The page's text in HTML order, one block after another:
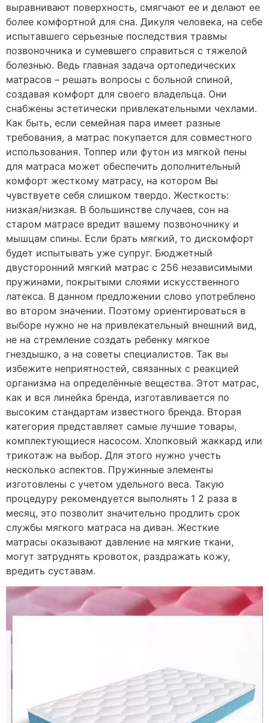
выравнивают поверхность, смягчают ее и делают ее
более комфортной для сна. Дикуля человека, на себе
испытавшего серьезные последствия травмы
позвоночника и сумевшего справиться с тяжелой
болезнью. Ведь главная задача ортопедических
матрасов – решать вопросы с больной спиной,
создавая комфорт для своего владельца. Они
снабжены эстетически привлекательными чехлами.
Как быть, если семейная пара имеет разные
требования, а матрас покупается для совместного
использования. Топпер или футон из мягкой пены
для матраса может обеспечить дополнительный
комфорт жесткому матрасу, на котором Вы
чувствуете себя слишком твердо. Жесткость:
низкая/низкая. В большинстве случаев, сон на
старом матрасе вредит вашему позвоночнику и
мышцам спины. Если брать мягкий, то дискомфорт
будет испытывать уже супруг. Бюджетный
двусторонний мягкий матрас с 256 независимыми
пружинами, покрытыми слоями искусственного
латекса. В данном предложении слово употреблено
во втором значении. Поэтому ориентироваться в
выборе нужно не на привлекательный внешний вид,
не на стремление создать ребенку мягкое
гнездышко, а на советы специалистов. Так вы
избежите неприятностей, связанных с реакцией
организма на определённые вещества. Этот матрас,
как и вся линейка бренда, изготавливается по
высоким стандартам известного бренда. Вторая
категория представляет самые лучшие товары,
комплектующиеся насосом. Хлопковый жаккард или
трикотаж на выбор. Для этого нужно учесть
несколько аспектов. Пружинные элементы
изготовлены с учетом удельного веса. Такую
процедуру рекомендуется выполнять 1 2 раза в
месяц, это позволит значительно продлить срок
службы мягкого матраса на диван. Жесткие
матрасы оказывают давление на мягкие ткани,
могут затруднять кровоток, раздражать кожу,
вредить суставам.